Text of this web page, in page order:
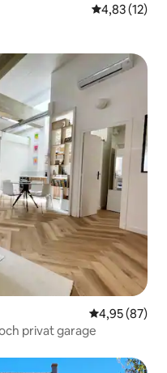
4,83 av 5 i
4,83 (12)
4,95 av 5 i
4,95 (87)
privat garage